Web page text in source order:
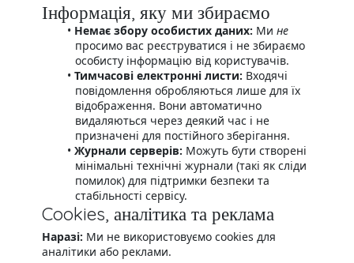
Інформація, яку ми збираємо
Немає збору особистих даних: Мине
просимо вас реєструватися і не збираємо
особисту інформацію від користувачів.
Тимчасові електронні листи: Входячі
повідомлення обробляються лише для їх
відображення. Вони автоматично
видаляються через деякий час і не
призначені для постійного зберігання.
Журнали серверів: Можуть бути створені
мінімальні технічні журнали (такі як сліди
помилок) для підтримки безпеки та
стабільності сервісу.
Cookies, аналітика та реклама
Наразі: Ми не використовуємо cookies для
аналітики або реклами.